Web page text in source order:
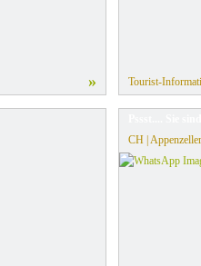
» Tourist-
CH |